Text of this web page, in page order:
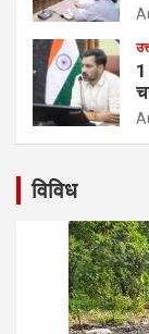
विविध